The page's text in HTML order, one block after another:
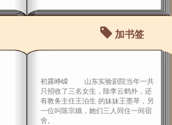
加书签
初露峥嵘 山东实验剧院当年一共
只招收了三名女生，除李云鹤外，还
有教务主任王泊生 的妹妹王墨琴，另
一位叫陈宗娥，她们三人同住一间宿
舍。